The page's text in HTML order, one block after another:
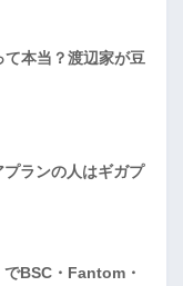
本当？渡辺家が豆
ランの人はギガプ
BSC・Fantom・